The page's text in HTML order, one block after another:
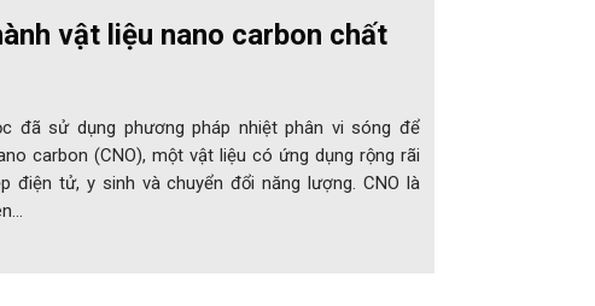
vật liệu nano carbon chất
đã sử dụng phương pháp nhiệt phân vi sóng để
carbon (CNO), một vật liệu có ứng dụng rộng rãi
điện tử, y sinh và chuyển đổi năng lượng. CNO là